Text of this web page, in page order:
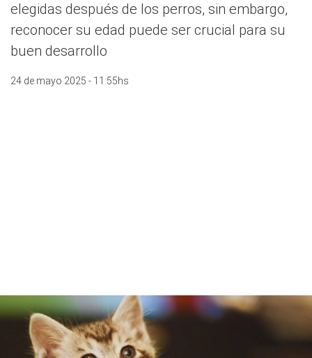
elegidas después de los perros, sin embargo,
reconocer su edad puede ser crucial para su
buen desarrollo
24 de mayo 2025 - 11:55hs